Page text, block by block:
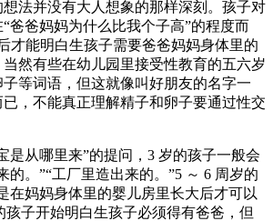
法并没有大人想象的那样深刻。孩子对
爸爸妈妈为什么比我个子高”的程度而
才能明白生孩子需要爸爸妈妈身体里的
然有些在幼儿园里接受性教育的五六岁
等词语，但这就像叫好朋友的名字一
，不能真正理解精子和卵子要通过性交
是从哪里来”的提问，3 岁的孩子一般会
的。”“工厂里造出来的。”5 ～ 6 周岁的
在妈妈身体里的婴儿房里长大后才可以
孩子开始明白生孩子必须得有爸爸，但